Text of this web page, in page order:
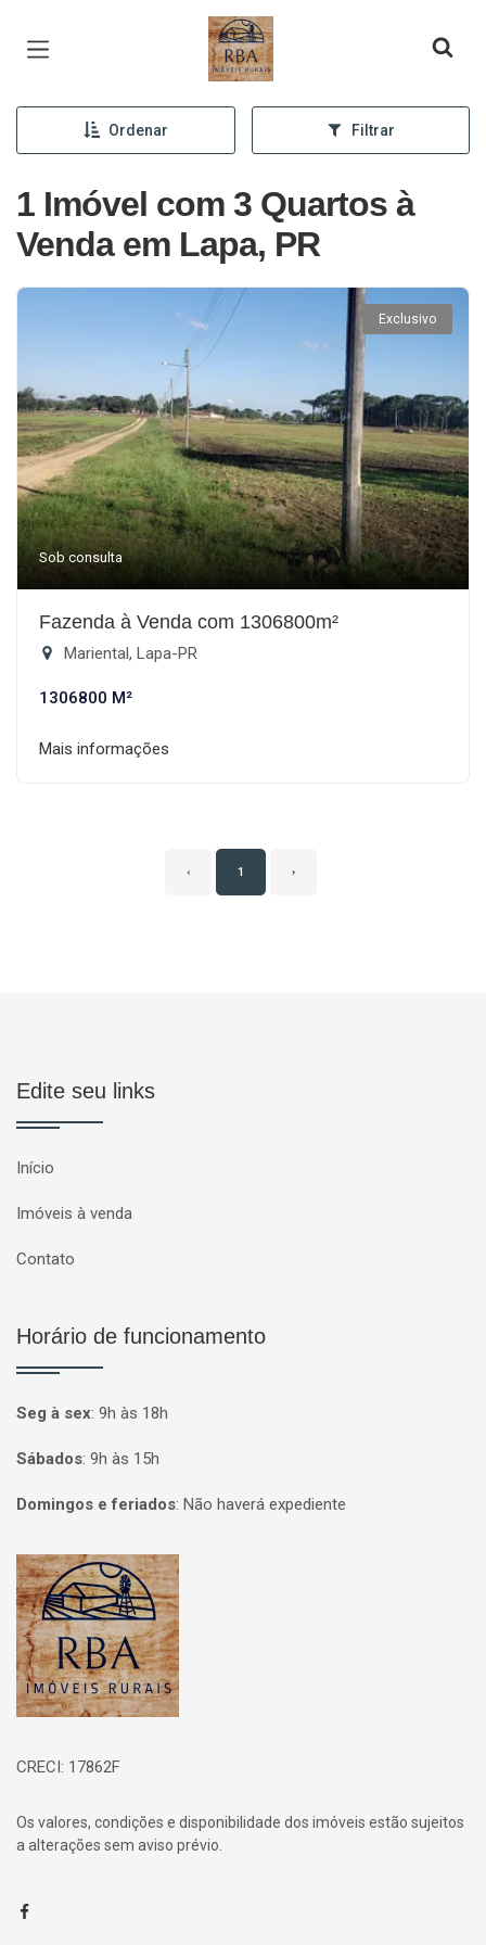
Página inicial
Ordenar Filtrar
1 Imóvel com 3 Quartos à
Venda em Lapa, PR
Exclusivo
Sob consulta
Fazenda à Venda com 1306800m²
Mariental, Lapa-PR
1306800 M²
Mais informações
‹ 1 ›
Edite seu links
Início
Imóveis à venda
Contato
Horário de funcionamento
Seg à sex: 9h às 18h
Sábados: 9h às 15h
Domingos e feriados: Não haverá expediente
Página inicial
CRECI: 17862F
Os valores, condições e disponibilidade dos imóveis estão sujeitos
a alterações sem aviso prévio.
Facebook